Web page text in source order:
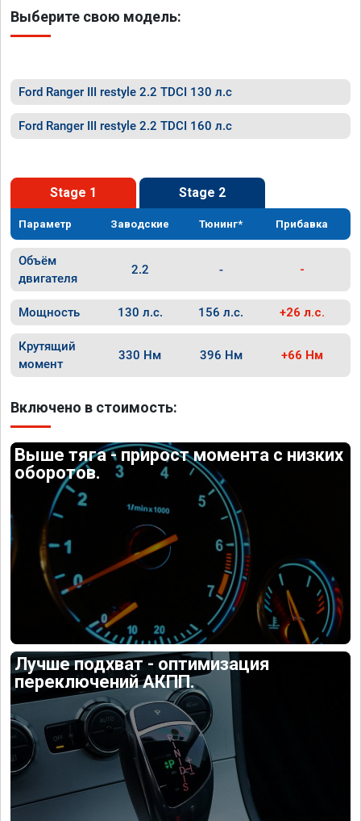
Выберите свою модель:
Ford Ranger III restyle 2.2 TDCI 130 л.с
Ford Ranger III restyle 2.2 TDCI 160 л.с
Stage 1 Stage 2
Параметр Заводские Тюнинг* Прибавка
Объём
двигателя
2.2 - -
Мощность 130 л.с. 156 л.с. +26 л.с.
Крутящий
момент
330 Нм 396 Нм +66 Нм
Включено в стоимость:
Выше тяга - прирост момента с низких
оборотов.
Лучше подхват - оптимизация
переключений АКПП.